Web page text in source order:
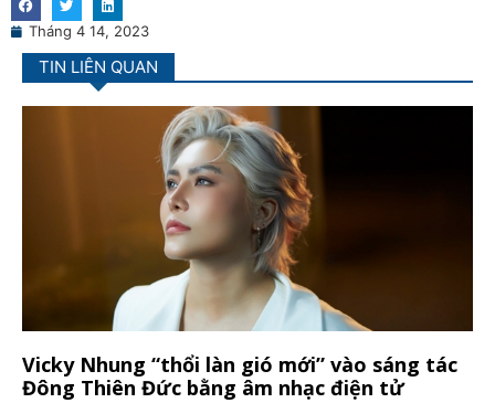
Tháng 4 14, 2023
TIN LIÊN QUAN
Vicky Nhung “thổi làn gió mới” vào sáng tác
Đông Thiên Đức bằng âm nhạc điện tử